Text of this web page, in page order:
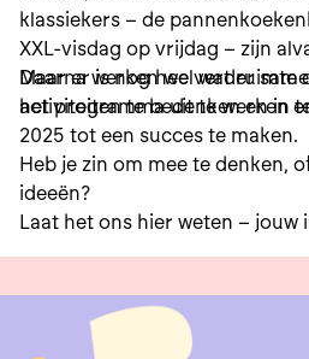
klassiekers – de
XXL-visdag op vrijdag – zijn
Maar er is nog heel wat ruimte
activiteiten te bedenken en in
Daarna werken we verder
het programma uit te werken
2025 tot een succes te maken.
Heb je zin om mee te denken,
ideeën?
Laat het ons hier weten – jouw